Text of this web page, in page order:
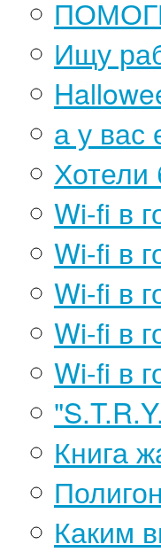
Ищу
а у вас
Хотели
Wi-fi в
Wi-fi в
Wi-fi в
Wi-fi в
Wi-fi в
Книга
Каким